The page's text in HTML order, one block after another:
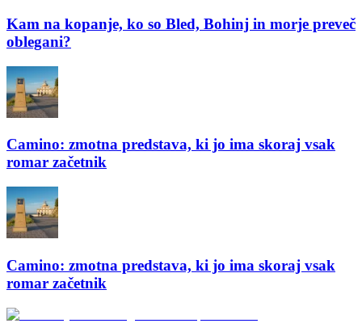
Kam na kopanje, ko so Bled, Bohinj in morje preveč
oblegani?
Camino: zmotna predstava, ki jo ima skoraj vsak
romar začetnik
Camino: zmotna predstava, ki jo ima skoraj vsak
romar začetnik